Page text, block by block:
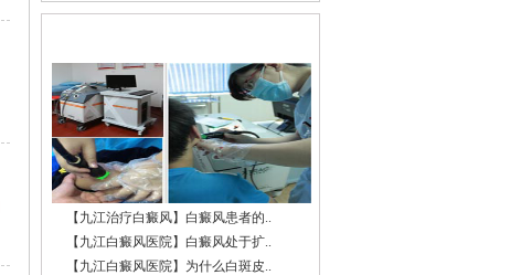
【九江治疗白癜风】白癜风患者的..
【九江白癜风医院】白癜风处于扩..
【九江白癜风医院】为什么白斑皮..